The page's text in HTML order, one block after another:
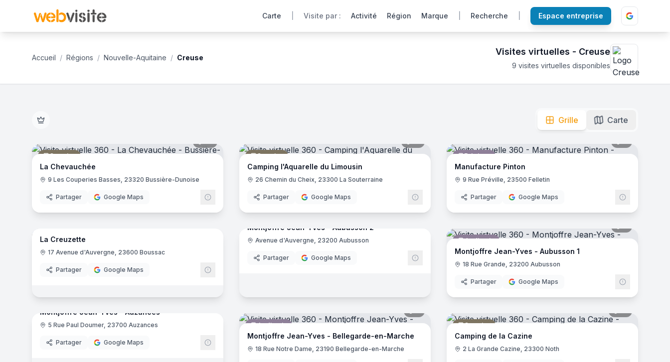
Carte Visite par : Activité Région Marque Recherche Espace entreprise
Accueil / Régions / Nouvelle-Aquitaine / Creuse
Visites virtuelles - Creuse
9 visites virtuelles disponibles
Grille
Carte
Camping
La Chevauchée
9 Les Couperies Basses, 23320 Bussière-Dunoise
Partager Google Maps
Camping
Camping l'Aquarelle du Limousin
26 Chemin du Cheix, 23300 La Souterraine
Partager Google Maps
Fabrique
Manufacture Pinton
9 Rue Préville, 23500 Felletin
Partager Google Maps
Chambre d'hôtes
17panoramas
La Creuzette
17 Avenue d'Auvergne, 23600 Boussac
Partager Google Maps
Pompes funèbres
Montjoffre Jean-Yves - Aubusson 2
Avenue d'Auvergne, 23200 Aubusson
Partager Google Maps
Jardinerie
Montjoffre Jean-Yves - Aubusson 1
18 Rue Grande, 23200 Aubusson
Partager Google Maps
Jardinerie
Montjoffre Jean-Yves - Auzances
5 Rue Paul Doumer, 23700 Auzances
Partager Google Maps
Jardinerie
Montjoffre Jean-Yves - Bellegarde-en-Marche
18 Rue Notre Dame, 23190 Bellegarde-en-Marche
Camping
Camping de la Cazine
2 La Grande Cazine, 23300 Noth